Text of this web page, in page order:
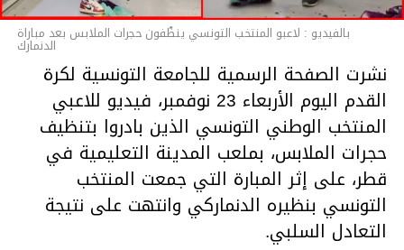
بالفيديو : لاعبو المنتخب التونسي ينظّفون حجرات الملابس بعد مباراة
الدنمارك
نشرت الصفحة الرسمية للجامعة التونسية لكرة
القدم اليوم الأربعاء 23 نوفمبر، فيديو للاعبي
المنتخب الوطني التونسي الذين بادروا بتنظيف
حجرات الملابس، بملعب المدينة التعليمية في
قطر، على إثر المبارة التي جمعت المنتخب
التونسي بنظيره الدنماركي وانتهت على نتيجة
التعادل السلبي.